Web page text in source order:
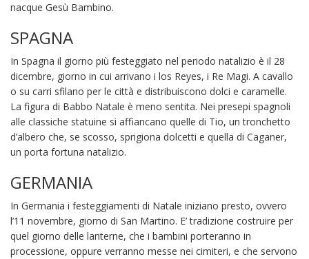
nacque Gesù Bambino.
SPAGNA
In Spagna il giorno più festeggiato nel periodo natalizio è il 28
dicembre, giorno in cui arrivano i los Reyes, i Re Magi. A cavallo
o su carri sfilano per le città e distribuiscono dolci e caramelle.
La figura di Babbo Natale è meno sentita. Nei presepi spagnoli
alle classiche statuine si affiancano quelle di Tio, un tronchetto
d’albero che, se scosso, sprigiona dolcetti e quella di Caganer,
un porta fortuna natalizio.
GERMANIA
In Germania i festeggiamenti di Natale iniziano presto, ovvero
l’11 novembre, giorno di San Martino. E’ tradizione costruire per
quel giorno delle lanterne, che i bambini porteranno in
processione, oppure verranno messe nei cimiteri, e che servono